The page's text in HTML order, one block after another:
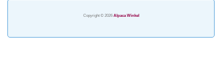
Copyright © 2026 Alpaca Winkel